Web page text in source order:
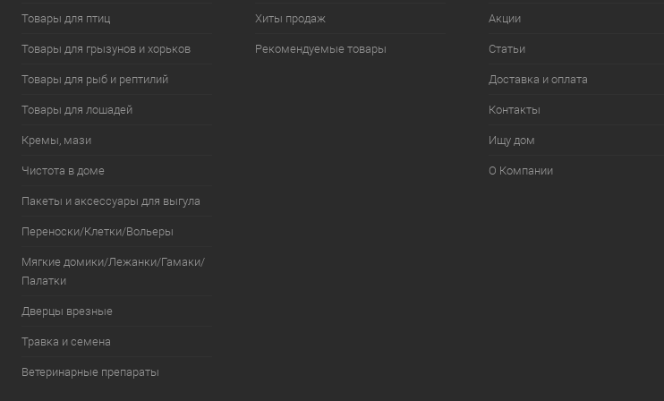
Товары для птиц
Товары для грызунов и хорьков
Товары для рыб и рептилий
Товары для лошадей
Кремы, мази
Чистота в доме
Пакеты и аксессуары для выгула
Переноски/Клетки/Вольеры
Мягкие домики/Лежанки/Гамаки/
Палатки
Дверцы врезные
Травка и семена
Ветеринарные препараты
Хиты продаж
Рекомендуемые товары
Акции
Статьи
Доставка и оплата
Контакты
Ищу дом
О Компании